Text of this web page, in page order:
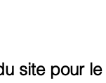
site pour le